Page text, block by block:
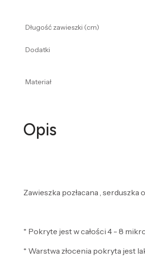
Długość zawieszki (cm)
Dodatki
Materiał
Opis
Zawieszka pozłacana ,
* Pokryte jest w całości 4 - 8
* Warstwa złocenia pokryta jest